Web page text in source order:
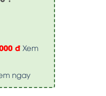
đ Xem
ngay